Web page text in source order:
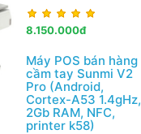
8.150.000đ
Máy POS bán hàng
cầm tay Sunmi V2
Pro (Android,
Cortex-A53 1.4gHz,
2Gb RAM, NFC,
printer k58)